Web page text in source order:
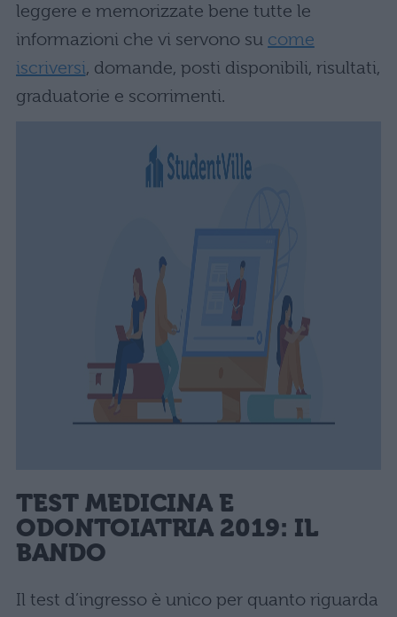
leggere e memorizzate bene tutte le
informazioni che vi servono su come
iscriversi, domande, posti disponibili, risultati,
graduatorie e scorrimenti.
TEST MEDICINA E
ODONTOIATRIA 2019: IL
BANDO
Il test d’ingresso è unico per quanto riguarda